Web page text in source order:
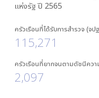
แห่งรัฐ ปี 2565
ครัวเรือนที่ได้รับการสำรวจ (จป
115,271
ครัวเรือนที่ยากจนตามดัชนีคว
2,097